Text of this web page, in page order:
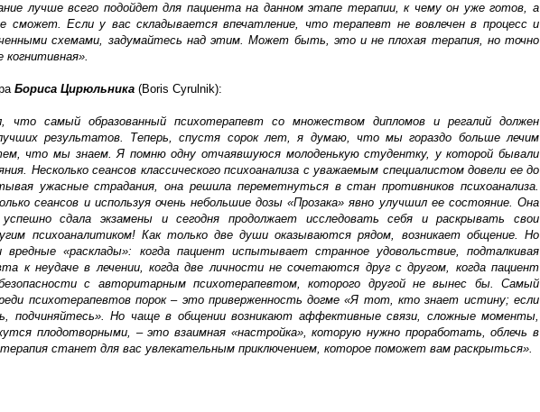
лучше всего подойдет для пациента на данном этапе терапии, к чему он уже готов, а
сможет. Если у вас складывается впечатление, что терапевт не вовлечен в процесс и
схемами, задумайтесь над этим. Может быть, это и не плохая терапия, но точно
когнитивная».
Бориса Цирюльника (Boris Cyrulnik):
что самый образованный психотерапевт со множеством дипломов и регалий должен
результатов. Теперь, спустя сорок лет, я думаю, что мы гораздо больше лечим
что мы знаем. Я помню одну отчаявшуюся молоденькую студентку, у которой бывали
Несколько сеансов классического психоанализа с уважаемым специалистом довели ее до
ужасные страдания, она решила переметнуться в стан противников психоанализа.
сеансов и используя очень небольшие дозы «Прозака» явно улучшил ее состояние. Она
сдала экзамены и сегодня продолжает исследовать себя и раскрывать свои
психоаналитиком! Как только две души оказываются рядом, возникает общение. Но
вредные «расклады»: когда пациент испытывает странное удовольствие, подталкивая
к неудаче в лечении, когда две личности не сочетаются друг с другом, когда пациент
с авторитарным психотерапевтом, которого другой не вынес бы. Самый
психотерапевтов порок – это приверженность догме «Я тот, кто знает истину; если
подчиняйтесь». Но чаще в общении возникают аффективные связи, сложные моменты,
плодотворными, – это взаимная «настройка», которую нужно проработать, облечь в
станет для вас увлекательным приключением, которое поможет вам раскрыться».